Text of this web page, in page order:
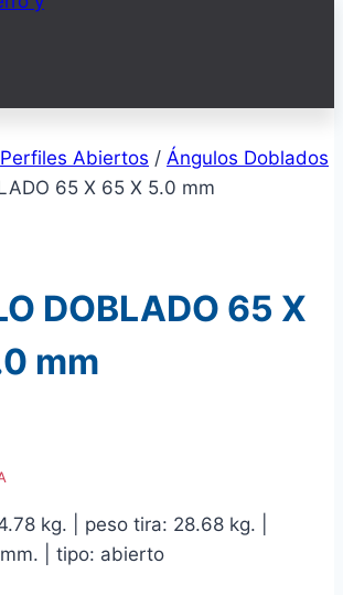
Perfiles Abiertos / Ángulos Doblados
65 X 65 X 5.0 mm
DOBLADO 65 X
mm
kg. | peso tira: 28.68 kg. |
| tipo: abierto